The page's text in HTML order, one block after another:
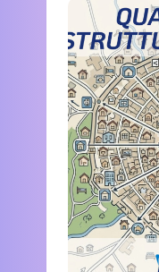
O
C
I
A
L
M
E
D
I
A
?